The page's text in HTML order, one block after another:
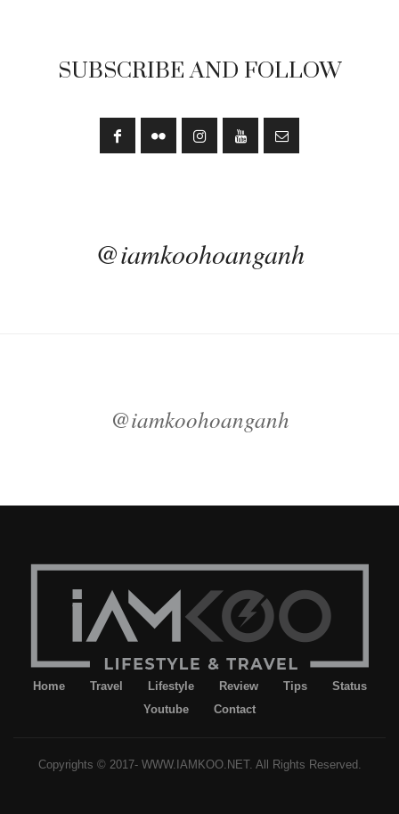
SUBSCRIBE AND FOLLOW
@iamkoohoanganh
@iamkoohoanganh
Home Travel Lifestyle Review Tips
Status
Youtube
Contact
Copyrights © 2017- WWW.IAMKOO.NET. All Rights Reserved.